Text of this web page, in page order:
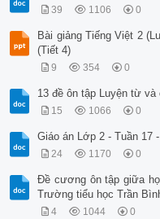
39 1106 0
Bài giảng Tiếng Việt 2
(Tiết 4)
9 354 0
13 đề ôn tập Luyện từ và
15 1066 0
Giáo án Lớp 2 - Tuần 17
24 1170 0
Đề cương ôn tập giữa
Trường tiểu học Trần
4 1044 0